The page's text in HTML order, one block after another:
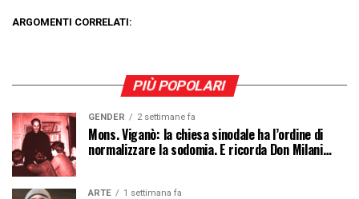
ARGOMENTI CORRELATI:
PIÙ POPOLARI
GENDER 2 settimane fa
Mons. Viganò: la chiesa sinodale ha l’ordine di
normalizzare la sodomia. E ricorda Don Milani…
ARTE 1 settimana fa